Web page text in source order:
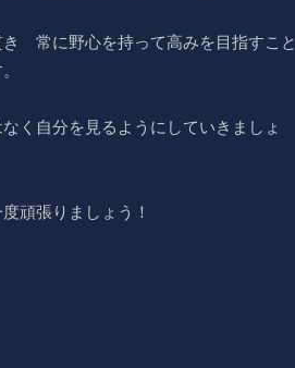
常に野心を持って高みを目指すこと
く自分を見るようにしていきましょ
頑張りましょう！